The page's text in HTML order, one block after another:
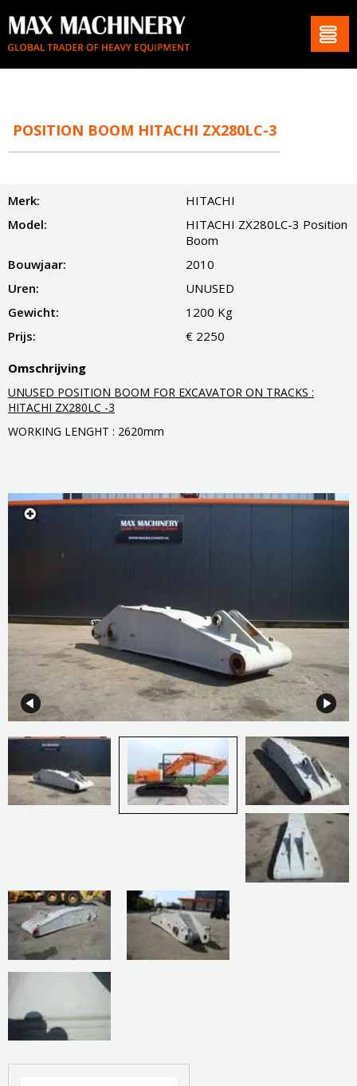
POSITION BOOM HITACHI ZX280LC-3
Merk:
HITACHI
Model:
HITACHI ZX280LC-3 Position
Boom
Bouwjaar:
2010
Uren:
UNUSED
Gewicht:
1200 Kg
Prijs:
€ 2250
Omschrijving
UNUSED POSITION BOOM FOR EXCAVATOR ON TRACKS :
HITACHI ZX280LC -3
WORKING LENGHT : 2620mm